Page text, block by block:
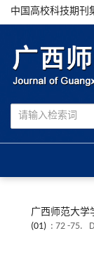
中国高校科技期刊
广西师范大学
(01) : 72 -75.